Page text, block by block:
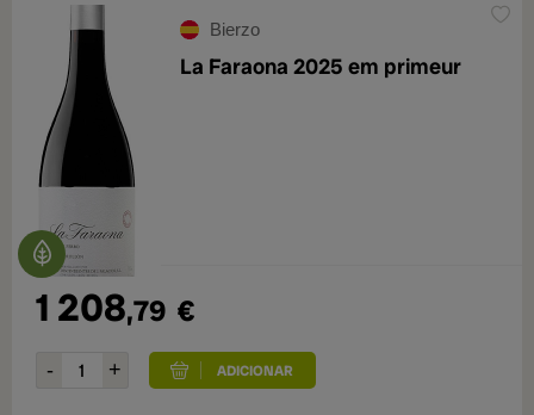
Bierzo
La Faraona 2025 em primeur
1 208,79 €